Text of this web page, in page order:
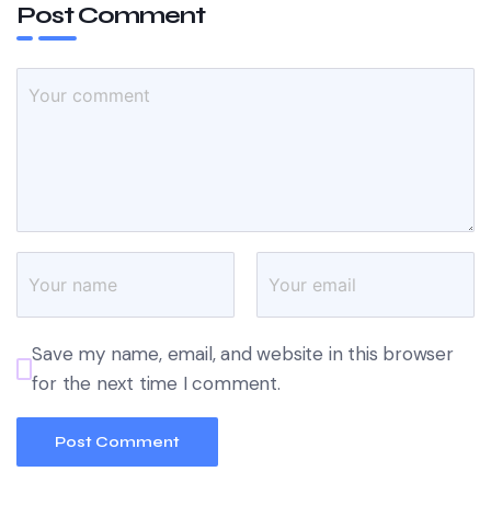
Post Comment
Save my name, email, and website in this browser
for the next time I comment.